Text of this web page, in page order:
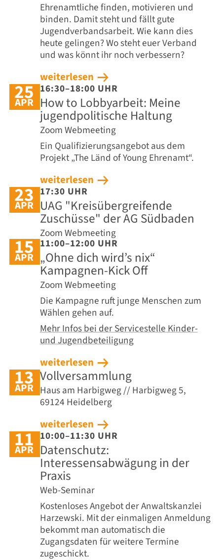
Ehrenamtliche finden, motivieren und
binden. Damit steht und fällt gute
Jugendverbandsarbeit. Wie kann dies
heute gelingen? Wo steht euer Verband
und was könnt ihr noch verbessern?
weiterlesen
25
APR
16:30–18:00 UHR
How to Lobbyarbeit: Meine
jugendpolitische Haltung
Zoom Webmeeting
Ein Qualifizierungsangebot aus dem
Projekt „The Länd of Young Ehrenamt“.
weiterlesen
23
APR
17:30 UHR
UAG "Kreisübergreifende
Zuschüsse" der AG Südbaden
Zoom Webmeeting
15
APR
11:00–12:00 UHR
„Ohne dich wird’s nix“
Kampagnen-Kick Off
Zoom Webmeeting
Die Kampagne ruft junge Menschen zum
Wählen gehen auf.
Mehr Infos bei der Servicestelle Kinder-
und Jugendbeteiligung
weiterlesen
13
APR
Vollversammlung
Haus am Harbigweg // Harbigweg 5,
69124 Heidelberg
weiterlesen
11
APR
10:00–11:30 UHR
Datenschutz:
Interessensabwägung in der
Praxis
Web-Seminar
Kostenloses Angebot der Anwaltskanzlei
Harzewski. Mit der einmaligen Anmeldung
bekommt man automatisch die
Zugangsdaten für weitere Termine
zugeschickt.